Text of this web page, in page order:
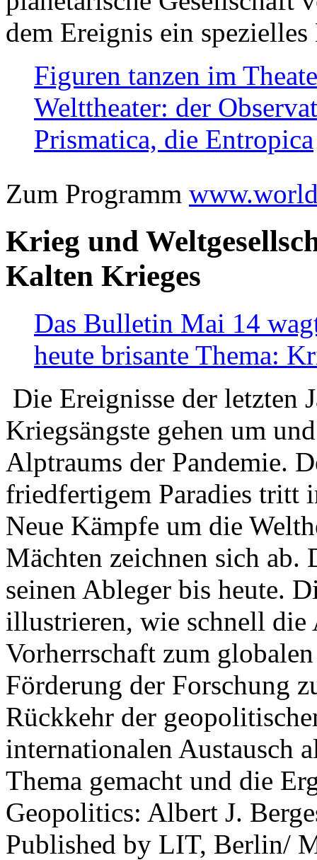
dem Ereignis ein
Figuren tanzen im
Welttheater: der
Prismatica, die Entropica
Zum Programm
Krieg und
Kalten Krieges
Das Bulletin Mai 14
heute brisante Thema:
Die Ereignisse der letzten
Kriegsängste gehen um
Alptraums der Pandemie.
friedfertigem Paradies tritt
Neue Kämpfe um die
Mächten zeichnen sich
seinen Ableger bis heute.
illustrieren, wie schnell die
Vorherrschaft zum
Förderung der Forschung
Rückkehr der
internationalen Austausch
Thema gemacht und die
Geopolitics: Albert J.
Published by LIT, Berlin/